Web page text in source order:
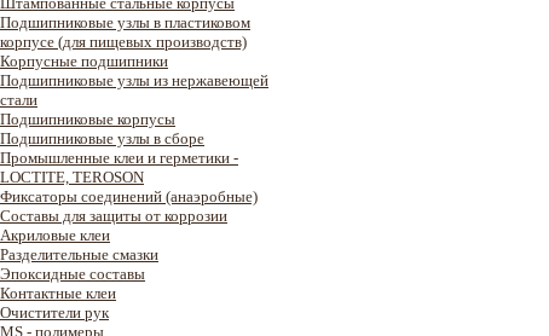
Подшипниковые узлы в пластиковом
корпусе (для пищевых производств)
Корпусные подшипники
Подшипниковые узлы из нержавеющей
стали
Подшипниковые корпусы
Подшипниковые узлы в сборе
Промышленные клеи и герметики -
LOCTITE, TEROSON
Фиксаторы соединений (анаэробные)
Составы для защиты от коррозии
Акриловые клеи
Разделительные смазки
Эпоксидные составы
Контактные клеи
Очистители рук
MS - полимеры